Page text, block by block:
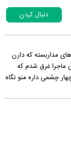
دنبال کردن
مداربسته که دارن
ماجرا غرق شدم که
چشمی داره منو نگاه